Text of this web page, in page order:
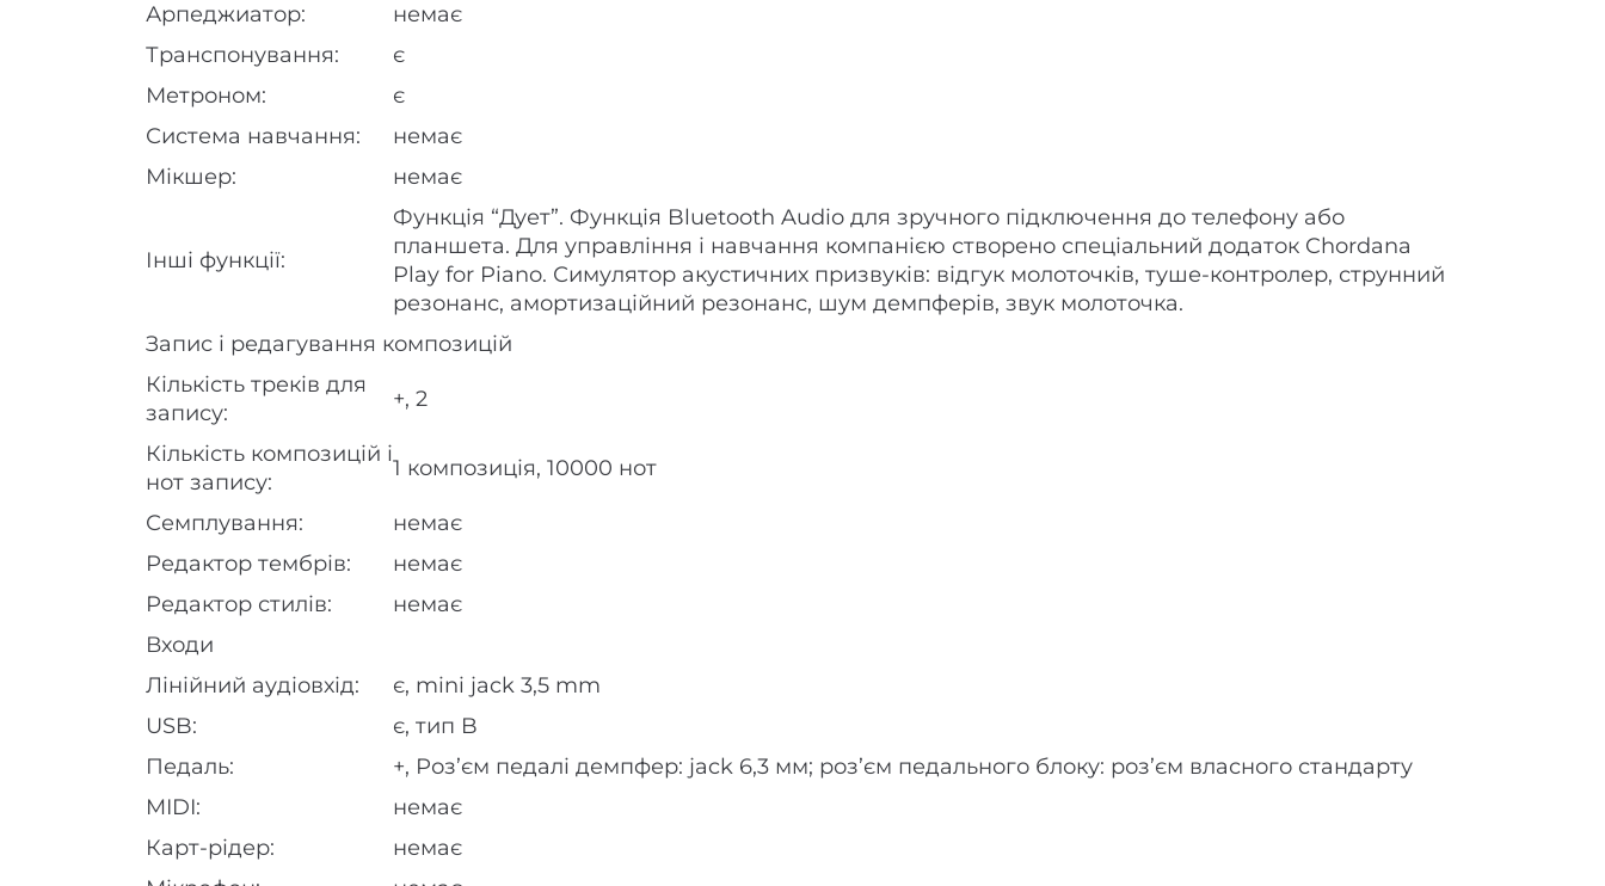
Арпеджиатор:
немає
Транспонування:
є
Метроном:
є
Система навчання:
немає
Мікшер:
немає
Інші функції:
Функція “Дует”. Функція Bluetooth Audio для зручного підключення до телефону або
планшета. Для управління і навчання компанією створено спеціальний додаток Chordana
Play for Piano. Симулятор акустичних призвуків: відгук молоточків, туше-контролер, струнний
резонанс, амортизаційний резонанс, шум демпферів, звук молоточка.
Запис і редагування композицій
Кількість треків для
запису:
+, 2
Кількість композицій і
нот запису:
1 композиція, 10000 нот
Семплування:
немає
Редактор тембрів:
немає
Редактор стилів:
немає
Входи
Лінійний аудіовхід:
є, mini jack 3,5 mm
USB:
є, тип B
Педаль:
+, Роз’єм педалі демпфер: jack 6,3 мм; роз’єм педального блоку: роз’єм власного стандарту
MIDI:
немає
Карт-рідер:
немає